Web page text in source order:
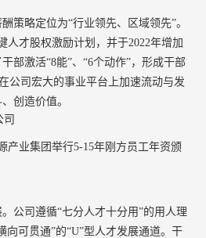
策略定位为“行业领先、区域领先”。
人才股权激励计划，并于2022年增加
部激活“8能”、“6个动作”，形成干部
公司宏大的事业平台上加速流动与发
创造价值。
产业集团举行5-15年刚方员工年资颁
公司遵循“七分人才十分用”的用人理
向可贯通”的“U”型人才发展通道。干